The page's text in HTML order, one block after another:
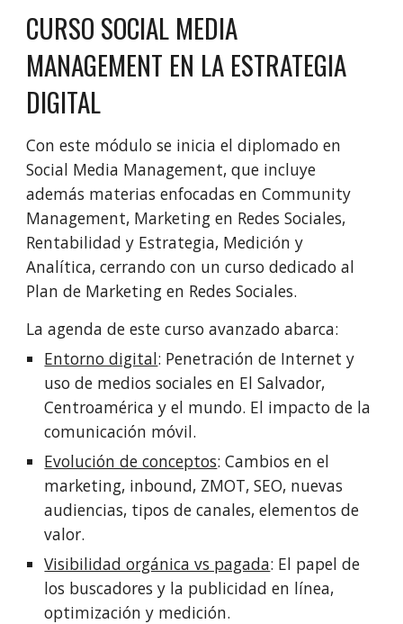
CURSO SOCIAL MEDIA
MANAGEMENT EN LA ESTRATEGIA
DIGITAL
Con este módulo se inicia el diplomado en
Social Media Management, que incluye
además materias enfocadas en Community
Management, Marketing en Redes Sociales,
Rentabilidad y Estrategia, Medición y
Analítica, cerrando con un curso dedicado al
Plan de Marketing en Redes Sociales.
La agenda de este curso avanzado abarca:
Entorno digital: Penetración de Internet y
uso de medios sociales en El Salvador,
Centroamérica y el mundo. El impacto de la
comunicación móvil.
Evolución de conceptos: Cambios en el
marketing, inbound, ZMOT, SEO, nuevas
audiencias, tipos de canales, elementos de
valor.
Visibilidad orgánica vs pagada: El papel de
los buscadores y la publicidad en línea,
optimización y medición.